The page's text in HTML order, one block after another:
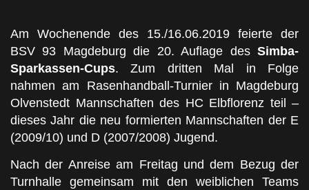
Am Wochenende des 15./16.06.2019 feierte der
BSV 93 Magdeburg die 20. Auflage des Simba-
Sparkassen-Cups. Zum dritten Mal in Folge
nahmen am Rasenhandball-Turnier in Magdeburg
Olvenstedt Mannschaften des HC Elbflorenz teil –
dieses Jahr die neu formierten Mannschaften der E
(2009/10) und D (2007/2008) Jugend.
Nach der Anreise am Freitag und dem Bezug der
Turnhalle gemeinsam mit den weiblichen Teams